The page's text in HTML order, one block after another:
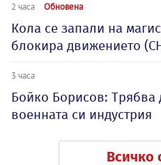
2 часа Обновена
Кола се запали на
блокира движението
3 часа
Бойко Борисов: Трябва
военната си индустрия
Всичко